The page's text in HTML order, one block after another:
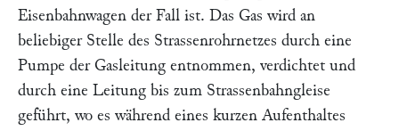
Eisenbahnwagen der Fall ist. Das Gas wird an
beliebiger Stelle des Strassenrohrnetzes durch eine
Pumpe der Gasleitung entnommen, verdichtet und
durch eine Leitung bis zum Strassenbahngleise
geführt, wo es während eines kurzen Aufenthaltes